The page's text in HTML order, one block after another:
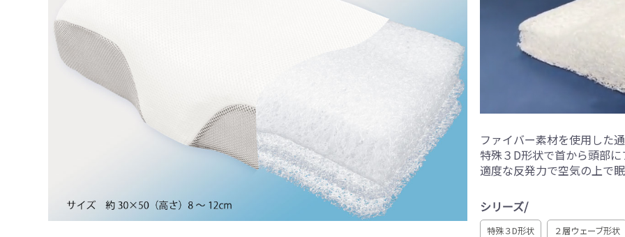
ファイバー素材を使用した
特殊３D形状で首から頭部
適度な反発力で空気の上で
シリーズ/
特殊３D形状 ２層ウェーブ形状